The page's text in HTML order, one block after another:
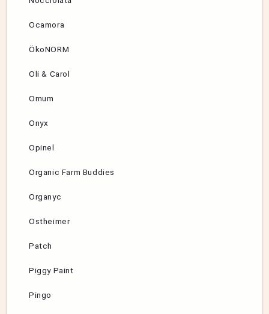
Ocamora
ÖkoNORM
Oli & Carol
Omum
Onyx
Opinel
Organic Farm Buddies
Organyc
Ostheimer
Patch
Piggy Paint
Pingo